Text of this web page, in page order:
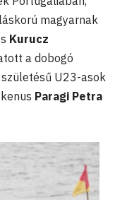
magyarnak
Kurucz
a dobogó
U23-asok
Paragi Petra